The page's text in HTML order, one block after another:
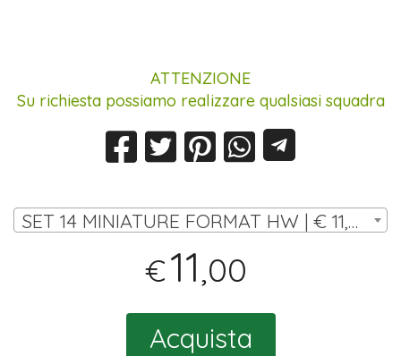
ATTENZIONE
Su richiesta possiamo realizzare qualsiasi squadra
SET 14 MINIATURE FORMAT HW | € 11,00
€11,00
Acquista